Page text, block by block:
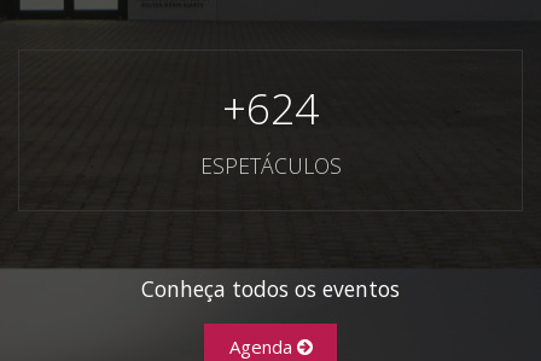
+624
ESPETÁCULOS
Conheça todos os eventos
Agenda